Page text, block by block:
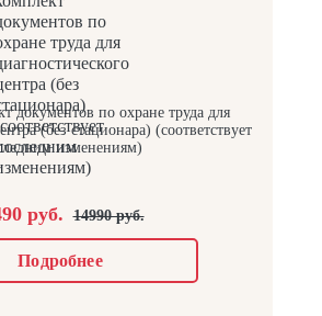
документов по охране труда для
(без стационара) (соответствует
изменениям)
руб. 14990 руб.
Подробнее